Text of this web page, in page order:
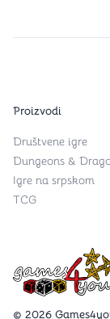
Games4you logo
© 2026
Proizvodi
Društvene igre
Dungeons &
Igre na srpskom
TCG